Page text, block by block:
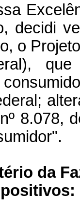
decidi
o
8.078,
da